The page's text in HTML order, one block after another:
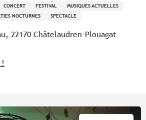
CONCERT FESTIVAL
MUSIQUES ACTUELLES
NOCTURNES SPECTACLE
22170 Châtelaudren-Plouagat
favoris